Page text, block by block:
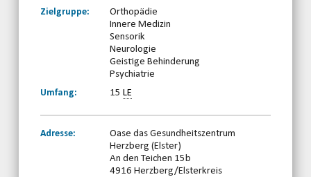
Zielgruppe:
Orthopädie
Innere Medizin
Sensorik
Neurologie
Geistige Behinderung
Psychiatrie
Umfang:
15LE
Adresse:
Oase das Gesundheitszentrum
Herzberg (Elster)
An den Teichen 15b
4916 Herzberg/Elsterkreis